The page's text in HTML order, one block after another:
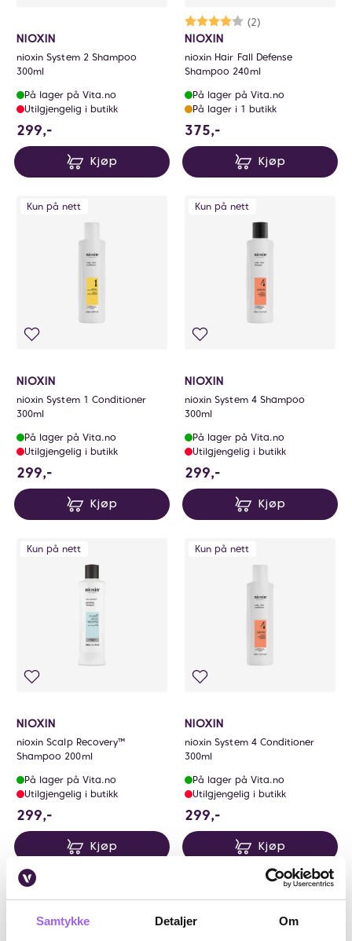
Samtykke Detaljer Om
NIOXIN
nioxin System 2 Shampoo
300ml
På lager på Vita.no
Utilgjengelig i butikk
299,-
Kjøp
Karakter:
(2)
4.0 av 5 mulige
NIOXIN
nioxin Hair Fall Defense
Shampoo 240ml
På lager på Vita.no
På lager i 1 butikk
375,-
Kjøp
Kun på nett
NIOXIN
nioxin System 1 Conditioner
300ml
På lager på Vita.no
Utilgjengelig i butikk
299,-
Kjøp
Kun på nett
NIOXIN
nioxin System 4 Shampoo
300ml
På lager på Vita.no
Utilgjengelig i butikk
299,-
Kjøp
Kun på nett
NIOXIN
nioxin Scalp Recovery™
Shampoo 200ml
På lager på Vita.no
Utilgjengelig i butikk
299,-
Kjøp
Kun på nett
NIOXIN
nioxin System 4 Conditioner
300ml
På lager på Vita.no
Utilgjengelig i butikk
299,-
Kjøp
Kun på nett